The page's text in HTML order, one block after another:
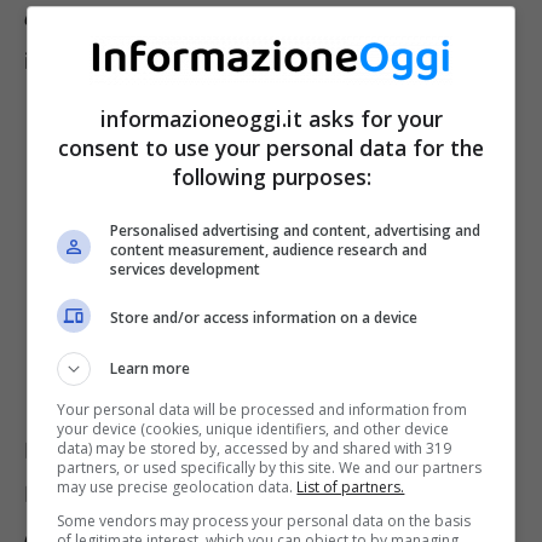
della domanda
il
congedo straordinario.
È sufficiente accedere al sito dell’Istituto di
Previdenza e cliccare su “Indennità per
informazioneoggi.it asks for your
consent to use your personal data for the
following purposes:
Personalised advertising and content, advertising and
content measurement, audience research and
services development
Store and/or access information on a device
Learn more
Your personal data will be processed and information from
your device (cookies, unique identifiers, and other device
data) may be stored by, accessed by and shared with 319
partners, or used specifically by this site. We and our partners
may use precise geolocation data. List of partners.
Some vendors may process your personal data on the basis